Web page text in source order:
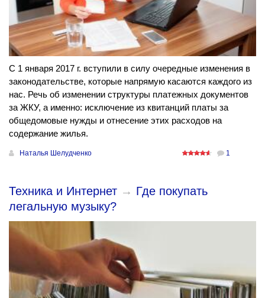
С 1 января 2017 г. вступили в силу очередные изменения в
законодательстве, которые напрямую касаются каждого из
нас. Речь об изменении структуры платежных документов
за ЖКУ, а именно: исключение из квитанций платы за
общедомовые нужды и отнесение этих расходов на
содержание жилья.
Наталья Шелудченко 1
Техника и Интернет → Где покупать
легальную музыку?